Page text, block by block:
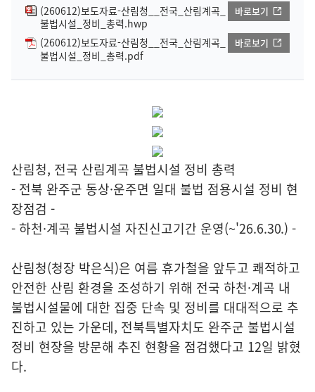
(260612)보도자료-산림청__전국_산림계곡_
불법시설_정비_총력.hwp
바로보기
(260612)보도자료-산림청__전국_산림계곡_
불법시설_정비_총력.pdf
바로보기
산림청, 전국 산림계곡 불법시설 정비 총력
- 전북 완주군 동상·운주면 일대 불법 점용시설 정비 현
장점검 -
- 하천·계곡 불법시설 자진신고기간 운영(~'26.6.30.) -
산림청(청장 박은식)은 여름 휴가철을 앞두고 쾌적하고
안전한 산림 환경을 조성하기 위해 전국 하천·계곡 내
불법시설물에 대한 집중 단속 및 정비를 대대적으로 추
진하고 있는 가운데, 전북특별자치도 완주군 불법시설
정비 현장을 방문해 추진 현황을 점검했다고 12일 밝혔
다.